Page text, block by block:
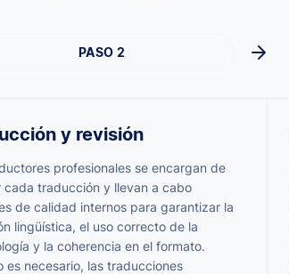
PASO 2
y revisión
profesionales se encargan de
cada traducción y llevan a cabo
de calidad internos para garantizar la
lingüística, el uso correcto de la
y la coherencia en el formato.
es necesario, las traducciones